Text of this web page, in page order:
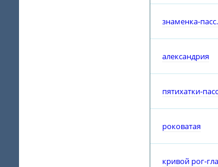
знаменка-пасс.
александрия
пятихатки-
роковатая
кривой рог-